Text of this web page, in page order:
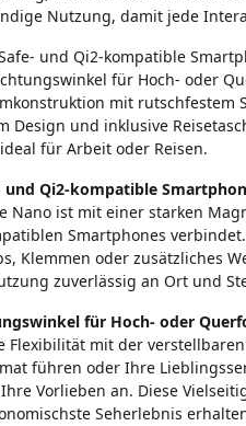
Nutzung, damit jede
und Qi2-kompatible
für Hoch- oder
mit rutschfestem
Design und inklusive
für Arbeit oder Reisen.
und Qi2-kompatible
Nano ist mit einer starken
Smartphones
Klemmen oder zusätzliches
zuverlässig an Ort und
für Hoch- oder
Flexibilität mit der
führen oder Ihre
Vorlieben an. Diese
Seherlebnis